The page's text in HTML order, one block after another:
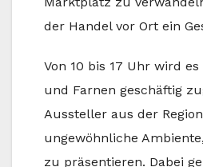
der Handel vor Ort ein
Von 10 bis 17 Uhr wird
und Farnen geschäftig
Aussteller aus der
ungewöhnliche
zu präsentieren. Dabei